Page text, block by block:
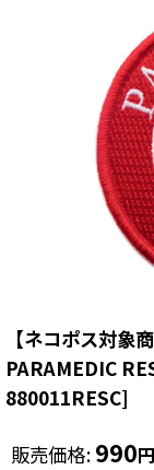
【ネコポス対象
PARAMEDIC
880011RESC]
販売価格: 990円